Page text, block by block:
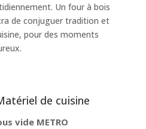
Un four à bois
de conjuguer tradition et
pour des moments
de cuisine
vide METRO